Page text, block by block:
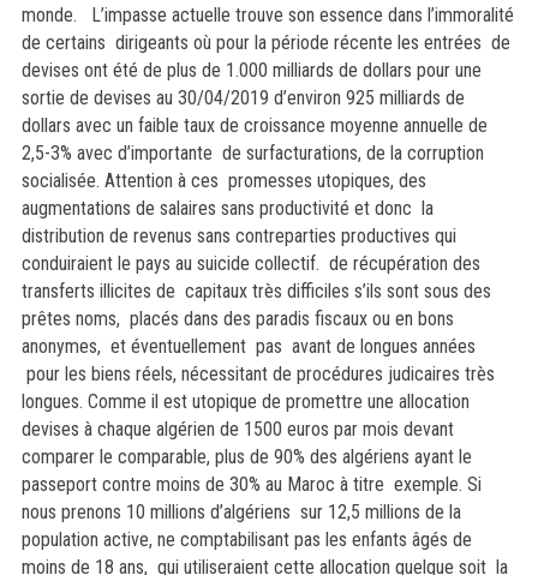
monde. L’impasse actuelle trouve son essence dans l’immoralité
de certains dirigeants où pour la période récente les entrées de
devises ont été de plus de 1.000 milliards de dollars pour une
sortie de devises au 30/04/2019 d’environ 925 milliards de
dollars avec un faible taux de croissance moyenne annuelle de
2,5-3% avec d’importante de surfacturations, de la corruption
socialisée. Attention à ces promesses utopiques, des
augmentations de salaires sans productivité et donc la
distribution de revenus sans contreparties productives qui
conduiraient le pays au suicide collectif. de récupération des
transferts illicites de capitaux très difficiles s’ils sont sous des
prêtes noms, placés dans des paradis fiscaux ou en bons
anonymes, et éventuellement pas avant de longues années
pour les biens réels, nécessitant de procédures judicaires très
longues. Comme il est utopique de promettre une allocation
devises à chaque algérien de 1500 euros par mois devant
comparer le comparable, plus de 90% des algériens ayant le
passeport contre moins de 30% au Maroc à titre exemple. Si
nous prenons 10 millions d’algériens sur 12,5 millions de la
population active, ne comptabilisant pas les enfants âgés de
moins de 18 ans, qui utiliseraient cette allocation quelque soit la